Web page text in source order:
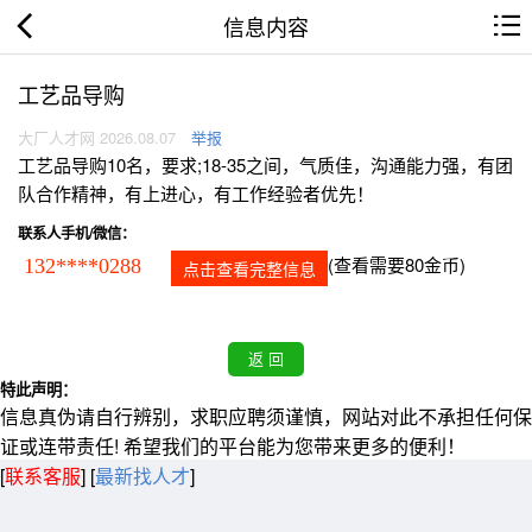
信息内容
工艺品导购
大厂人才网 2026.08.07 举报
工艺品导购10名，要求;18-35之间，气质佳，沟通能力强，有团
队合作精神，有上进心，有工作经验者优先！
联系人手机/微信：
132****0288 点击查看完整信息 (查看需要80金币)
特此声明：
信息真伪请自行辨别，求职应聘须谨慎，网站对此不承担任何保
证或连带责任! 希望我们的平台能为您带来更多的便利！
[联系客服] [最新找人才]